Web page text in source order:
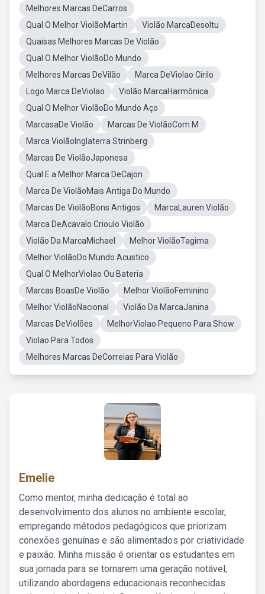
Melhores Marcas DeCarros
Qual O Melhor ViolãoMartin
Violão MarcaDesoltu
Quaisas Melhores Marcas De Violão
Qual O Melhor ViolãoDo Mundo
Melhores Marcas DeVilão
Marca DeViolao Cirilo
Logo Marca DeViolao
Violão MarcaHarmônica
Qual O Melhor ViolãoDo Mundo Aço
MarcasaDe Violão
Marcas De ViolãoCom M
Marca ViolãoInglaterra Strinberg
Marcas De ViolãoJaponesa
Qual E a Melhor Marca DeCajon
Marca De ViolãoMais Antiga Do Mundo
Marcas De ViolãoBons Antigos
MarcaLauren Violão
Marca DeAcavalo Crioulo Violão
Violão Da MarcaMichael
Melhor ViolãoTagima
Melhor ViolãoDo Mundo Acustico
Qual O MelhorViolao Ou Bateria
Marcas BoasDe Violão
Melhor ViolãoFeminino
Melhor ViolãoNacional
Violão Da MarcaJanina
Marcas DeViolões
MelhorViolao Pequeno Para Show
Violao Para Todos
Melhores Marcas DeCorreias Para Violão
Emelie
Como mentor, minha dedicação é total ao
desenvolvimento dos alunos no ambiente escolar,
empregando métodos pedagógicos que priorizam
conexões genuínas e são alimentados por criatividade
e paixão. Minha missão é orientar os estudantes em
sua jornada para se tornarem uma geração notável,
utilizando abordagens educacionais reconhecidas